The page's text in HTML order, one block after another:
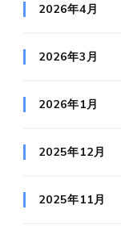
2026年4月
2026年3月
2026年1月
2025年12月
2025年11月